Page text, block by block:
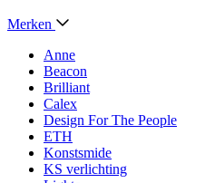
Merken
Anne
Beacon
Brilliant
Calex
Design For The People
ETH
Konstsmide
KS verlichting